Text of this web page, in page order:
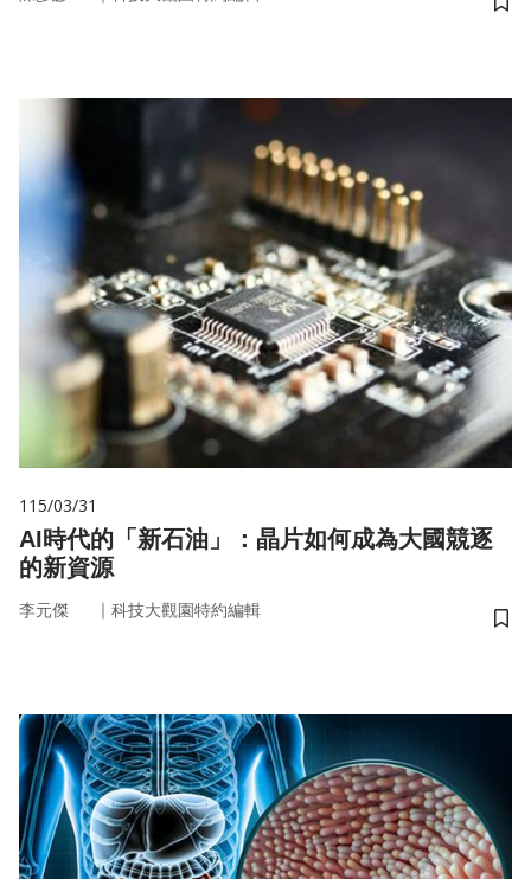
儲
115/03/31
AI時代的「新石油」：晶片如何成為大國競逐
的新資源
李元傑 ｜ 科技大觀園特約編輯
儲